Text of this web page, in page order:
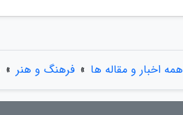
همه اخبار و مقاله ها » فرهنگ و هنر »